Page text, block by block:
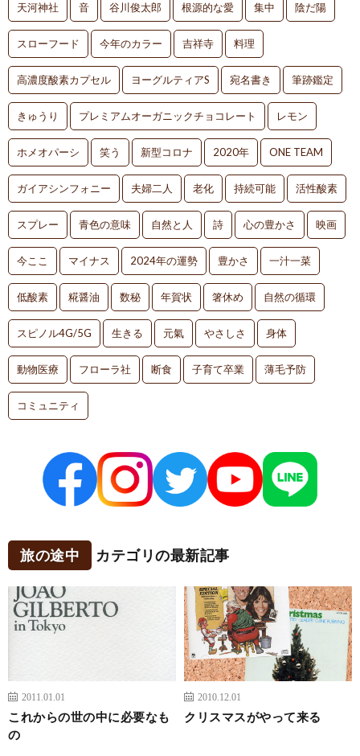
天河神社 音 谷川俊太郎 根源的な愛 集中 陰だ陽
スローフード 今年のカラー 吉祥寺 料理
高濃度酸素カプセル ヨーグルティアS 宛名書き 筆跡鑑定
きゅうり プレミアムオーガニックチョコレート レモン
ホメオパーシ 笑う 新型コロナ 2020年 ONE TEAM
ガイアシンフォニー 夫婦二人 老化 持続可能 活性酸素
スプレー 青色の意味 自然と人 詩 心の豊かさ 映画
今ここ マイナス 2024年の運勢 豊かさ 一汁一菜
低酸素 糀醤油 数秘 年賀状 箸休め 自然の循環
スピノル4G/5G 生きる 元氣 やさしさ 身体
動物医療 フローラ社 断食 子育て卒業 薄毛予防
コミュニティ
旅の途中 カテゴリの最新記事
2011.01.01
これからの世の中に必要なも
の
2010.12.01
クリスマスがやって来る